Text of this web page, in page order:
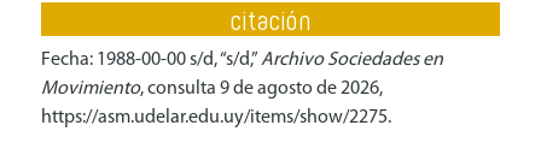
citación
Fecha: 1988-00-00 s/d, “s/d,”Archivo Sociedades en
Movimiento, consulta 9 de agosto de 2026,
https://asm.udelar.edu.uy/items/show/2275.